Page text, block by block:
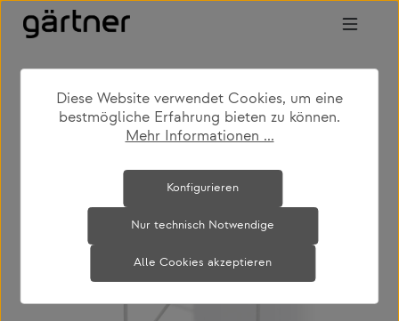
Zum Hauptinhalt springen
shop produkte
kinderzimmer
Bildergalerie überspringen
Diese Website verwendet Cookies, um eine
bestmögliche Erfahrung bieten zu können.
Mehr Informationen ...
Nur technisch Notwendige
Konfigurieren
Alle Cookies akzeptieren